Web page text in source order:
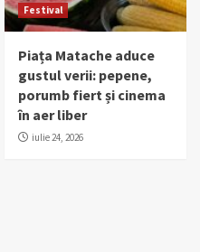
Festival
Piața Matache aduce
gustul verii: pepene,
porumb fiert și cinema
în aer liber
iulie 24, 2026